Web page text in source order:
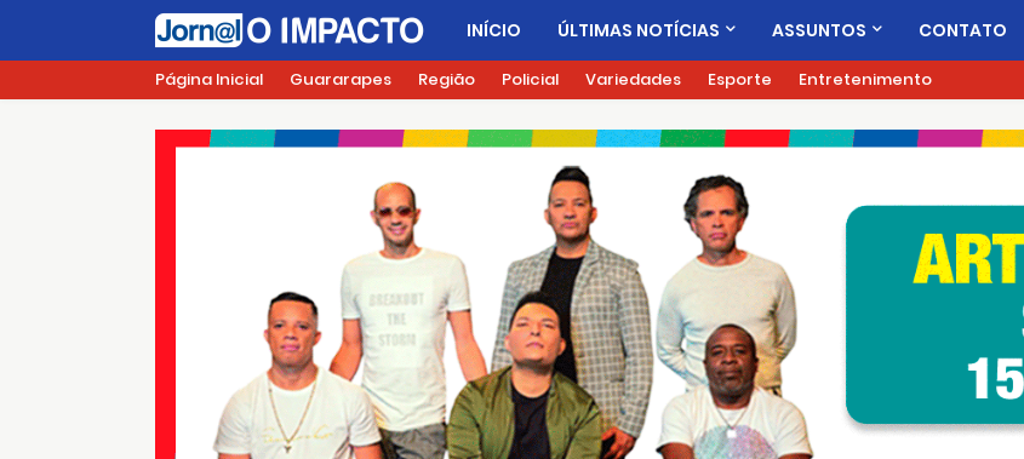
INÍCIO ÚLTIMAS NOTÍCIAS ASSUNTOS CONTATO
Página Inicial Guararapes Região Policial Variedades Esporte Entretenimento